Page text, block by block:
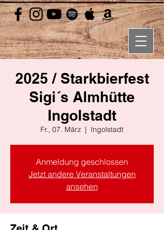
2025 / Starkbierfest
Sigi´s Almhütte
Ingolstadt
Fr., 07. März
  |
Ingolstadt
Anmeldung geschlossen
Jetzt andere Veranstaltungen
ansehen